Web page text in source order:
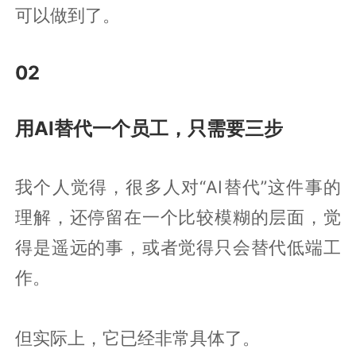
可以做到了。
02
用AI替代一个员工，只需要三步
我个人觉得，很多人对“AI替代”这件事的
理解，还停留在一个比较模糊的层面，觉
得是遥远的事，或者觉得只会替代低端工
作。
但实际上，它已经非常具体了。